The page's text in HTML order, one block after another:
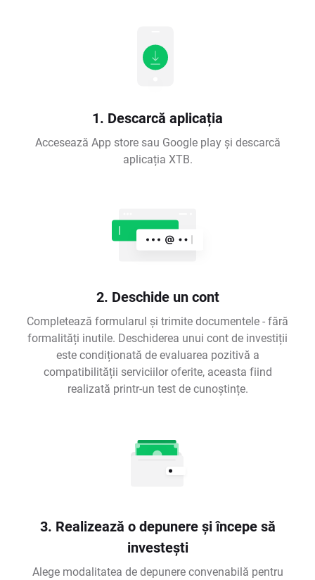
1. Descarcă aplicația
Accesează App store sau Google play și descarcă
aplicația XTB.
2. Deschide un cont
Completează formularul și trimite documentele - fără
formalități inutile. Deschiderea unui cont de investiții
este condiționată de evaluarea pozitivă a
compatibilității serviciilor oferite, aceasta fiind
realizată printr-un test de cunoștințe.
3. Realizează o depunere și începe să
investești
Alege modalitatea de depunere convenabilă pentru